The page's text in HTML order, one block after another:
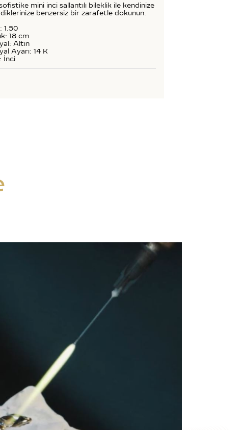
mini inci sallantılı bileklik ile kendinize
benzersiz bir zarafetle dokunun.
1.50
18 cm
Altın
Ayarı: 14 K
İnci